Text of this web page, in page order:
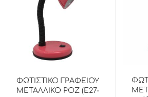
ΦΩΤΙΣΤΙΚΟ ΓΡΑΦΕΙΟΥ
ΜΕΤΑΛΛΙΚΟ ΡΟΖ (E27-